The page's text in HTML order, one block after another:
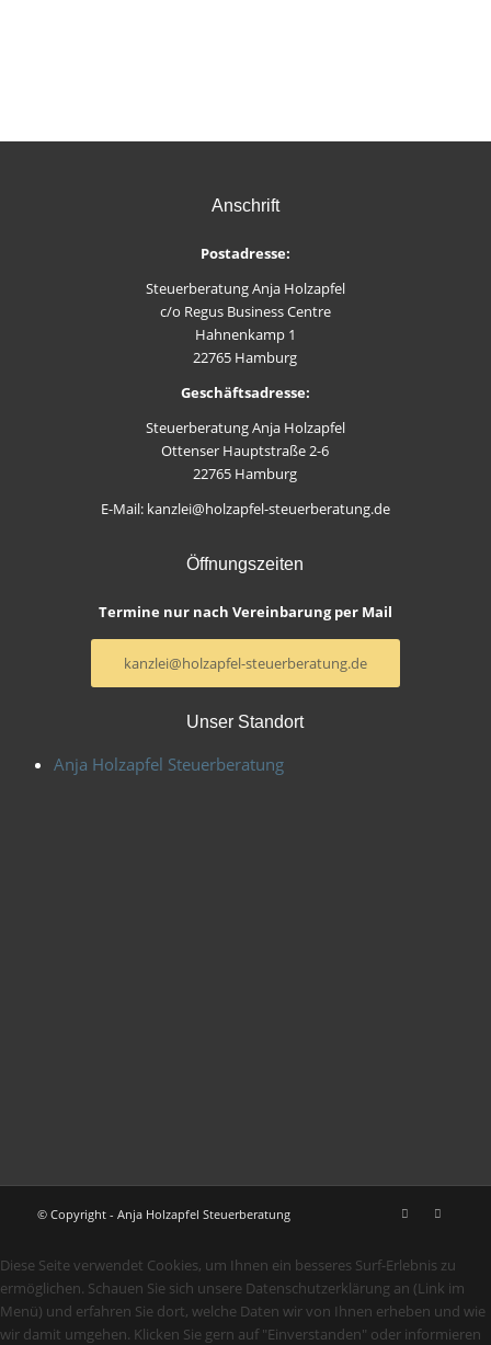
Anschrift
Postadresse:
Steuerberatung Anja Holzapfel
c/o Regus Business Centre
Hahnenkamp 1
22765 Hamburg
Geschäftsadresse:
Steuerberatung Anja Holzapfel
Ottenser Hauptstraße 2-6
22765 Hamburg
E-Mail: kanzlei@holzapfel-steuerberatung.de
Öffnungszeiten
Termine nur nach Vereinbarung per Mail
kanzlei@holzapfel-steuerberatung.de
Unser Standort
Anja Holzapfel Steuerberatung
© Copyright - Anja Holzapfel Steuerberatung
Diese Seite verwendet Cookies, um Ihnen ein besseres Surf-Erlebnis zu
ermöglichen. Schauen Sie sich unsere Datenschutzerklärung an (Link im
Menü) und erfahren Sie dort, welche Daten wir von Ihnen erheben und wie
wir damit umgehen. Klicken Sie gern auf "Einverstanden" oder informieren